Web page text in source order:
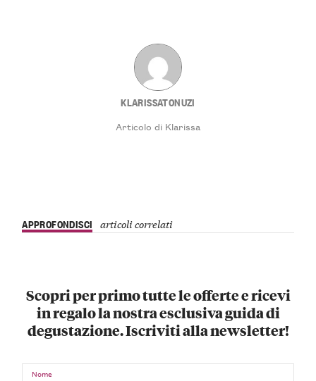
KLARISSATONUZI
Articolo di Klarissa
APPROFONDISCI articoli correlati
Scopri per primo tutte le offerte e ricevi
in regalo la nostra esclusiva guida di
degustazione. Iscriviti alla newsletter!
Nome